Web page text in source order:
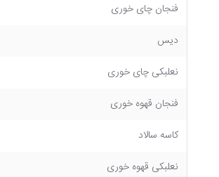
فنجان چای خوری
دیس
نعلبکی چای خوری
فنجان قهوه خوری
کاسه سالاد
نعلبکی قهوه خوری